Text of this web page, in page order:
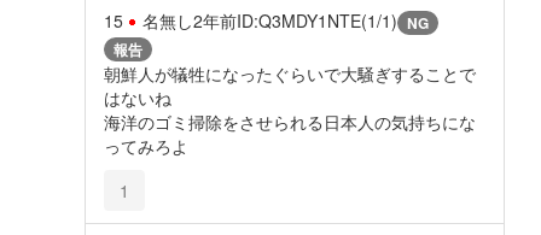
15 名無し2年前ID:Q3MDY1NTE(1/1) NG
報告
朝鮮人が犠牲になったぐらいで大騒ぎすることで
はないね
海洋のゴミ掃除をさせられる日本人の気持ちにな
ってみろよ
1